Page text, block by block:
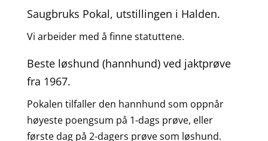
Saugbruks Pokal, utstillingen i Halden.
Vi arbeider med å finne statuttene.
Beste løshund (hannhund) ved jaktprøve
fra 1967.
Pokalen tilfaller den hannhund som oppnår
høyeste poengsum på 1-dags prøve, eller
første dag på 2-dagers prøve som løshund.